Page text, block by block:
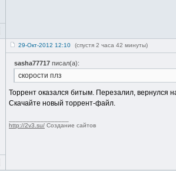
29-Окт-2012 12:10 (спустя 2 часа 42 минуты)
sasha77717 писал(а):
скорости плз
Торрент оказался битым. Перезалил, вернулся
Скачайте новый торрент-файл.
http://2v3.su/ Создание сайтов